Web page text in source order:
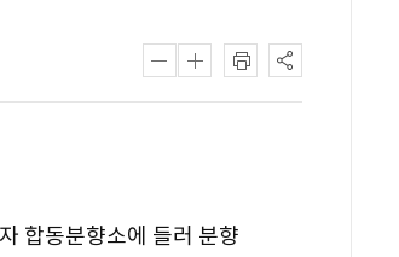
합동분향소에 들러 분향